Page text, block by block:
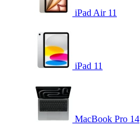
iPad Air 11
iPad 11
MacBook Pro 14